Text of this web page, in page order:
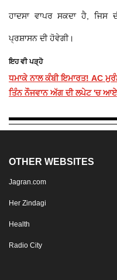
ਹਾਦਸਾ ਵਾਪਰ ਸਕਦਾ ਹੈ, ਜਿਸ
ਪ੍ਰਸ਼ਾਸਨ ਦੀ ਹੋਵੇਗੀ।
ਇਹ ਵੀ ਪੜ੍ਹੋ
ਧਮਾਕੇ ਨਾਲ ਕੰਬੀ ਇਮਾਰਤ! AC
ਤਿੰਨ ਨੌਜਵਾਨ ਅੱਗ ਦੀ ਲਪੇਟ 'ਚ ਆਏ
OTHER WEBSITES
Jagran.com
Her Zindagi
Health
Radio City